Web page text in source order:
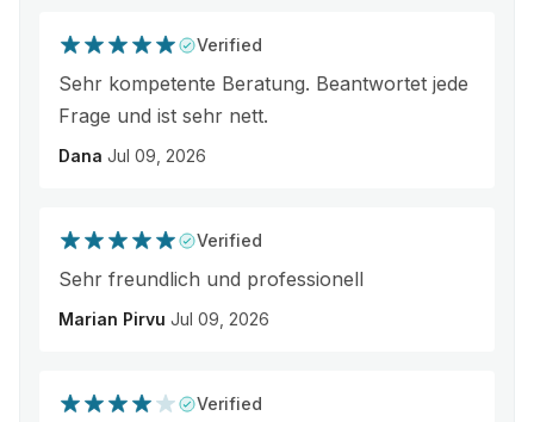
Verified
Sehr kompetente Beratung. Beantwortet jede
Frage und ist sehr nett.
Dana Jul 09, 2026
Verified
Sehr freundlich und professionell
Marian Pirvu Jul 09, 2026
Verified